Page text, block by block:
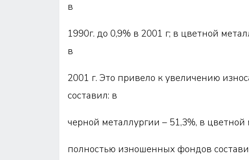
в
1990г. до 0,9% в 2001 г; в цветной
в
2001 г. Это привело к увеличению
составил: в
черной металлургии – 51,3%, в
полностью изношенных фондов